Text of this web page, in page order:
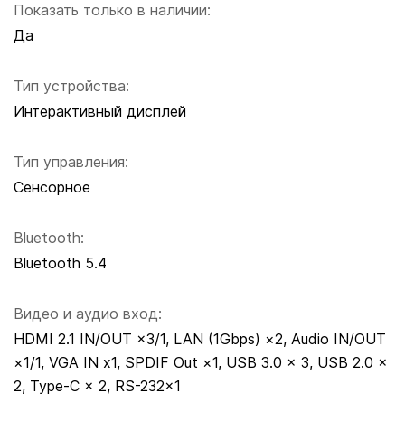
Показать только в наличии:
Да
Тип устройства:
Интерактивный дисплей
Тип управления:
Сенсорное
Bluetooth:
Bluetooth 5.4
Видео и аудио вход:
HDMI 2.1 IN/OUT ×3/1, LAN (1Gbps) ×2, Audio IN/OUT
×1/1, VGA IN x1, SPDIF Out ×1, USB 3.0 × 3, USB 2.0 ×
2, Type-C × 2, RS-232×1